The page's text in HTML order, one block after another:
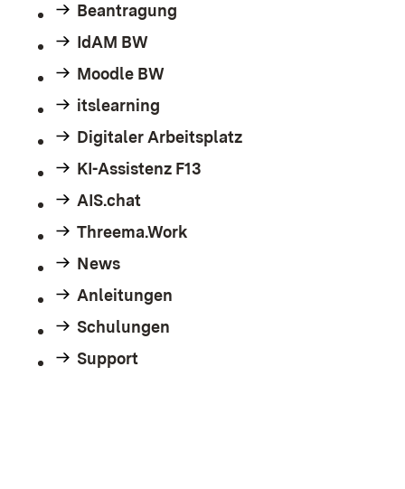
Beantragung
IdAM BW
Moodle BW
itslearning
Digitaler Arbeitsplatz
KI-Assistenz F13
AIS.chat
Threema.Work
News
Anleitungen
Schulungen
Support